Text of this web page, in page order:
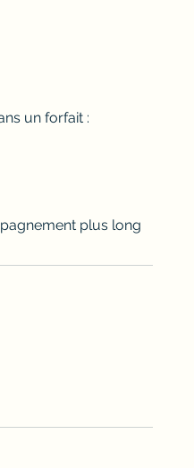
un forfait :
plus long